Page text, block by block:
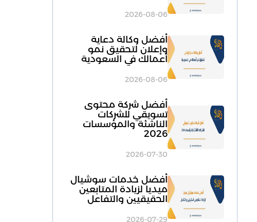
2026-08-06
أفضل وكالة دعاية
وإعلان لتحقيق نمو
أعمالك في السعودية
2026-08-06
أفضل شركة محتوى
تسويقي للشركات
الناشئة والمؤسسات
2026
2026-07-30
أفضل خدمات سوشيال
ميديا لزيادة المتابعين
الحقيقيين والتفاعل
2026-07-29